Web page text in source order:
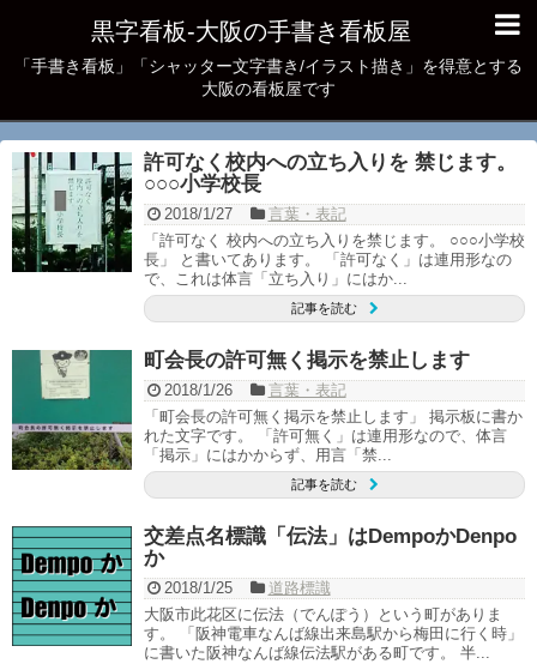
黒字看板‐大阪の手書き看板屋
「手書き看板」「シャッター文字書き/イラスト描き」を得意とする
大阪の看板屋です
許可なく校内への立ち入りを 禁じます。
○○○小学校長
2018/1/27
言葉・表記
「許可なく 校内への立ち入りを禁じます。 ○○○小学校
長」 と書いてあります。 「許可なく」は連用形なの
で、これは体言「立ち入り」にはか...
記事を読む
町会長の許可無く掲示を禁止します
2018/1/26
言葉・表記
「町会長の許可無く掲示を禁止します」 掲示板に書か
れた文字です。 「許可無く」は連用形なので、体言
「掲示」にはかからず、用言「禁...
記事を読む
交差点名標識「伝法」はDempoかDenpo
か
2018/1/25
道路標識
大阪市此花区に伝法（でんぽう）という町がありま
す。 「阪神電車なんば線出来島駅から梅田に行く時」
に書いた阪神なんば線伝法駅がある町です。 半...